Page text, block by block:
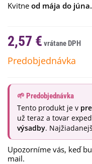
Kvitne od mája do júna.
2,57 €
Predobjednávka
🌱 Predobjednávka
Tento produkt je v
už teraz a tovar
výsadby.
Upozorníme vás, keď
mail.